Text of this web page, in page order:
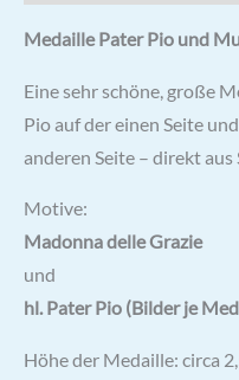
Medaille Pater Pio und
Eine sehr schöne, große
Pio auf der einen Seite
anderen Seite – direkt
Motive:
Madonna delle Grazie
und
hl. Pater Pio (Bilder je
Höhe der Medaille: circa